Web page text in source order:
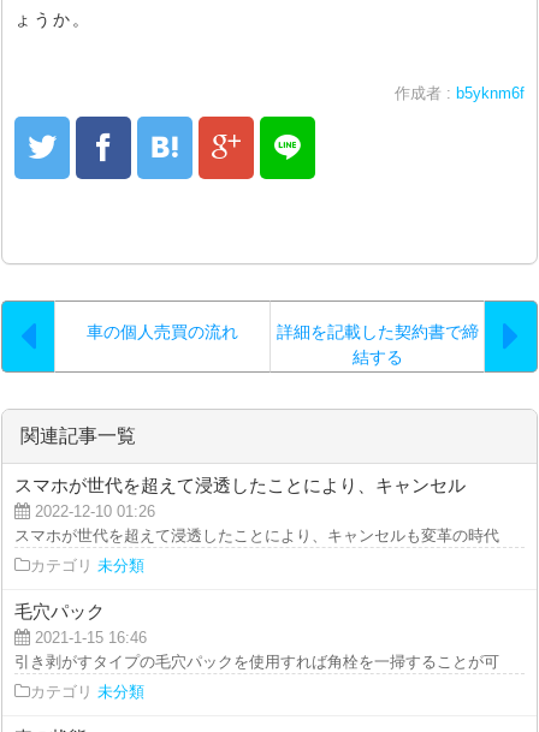
ょうか。
作成者 : b5yknm6f
車の個人売買の流れ
詳細を記載した契約書で締
結する
関連記事一覧
スマホが世代を超えて浸透したことにより、キャンセル
2022-12-10 01:26
スマホが世代を超えて浸透したことにより、キャンセルも変革の時代をス
カテゴリ 未分類
毛穴パック
2021-1-15 16:46
引き剥がすタイプの毛穴パックを使用すれば角栓を一掃することが可能で
カテゴリ 未分類